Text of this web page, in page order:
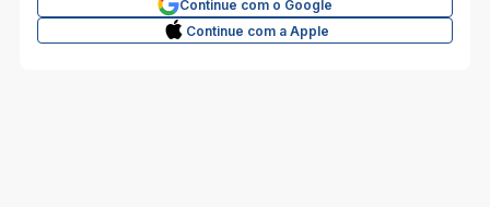
Continue com o Google
Continue com a Apple